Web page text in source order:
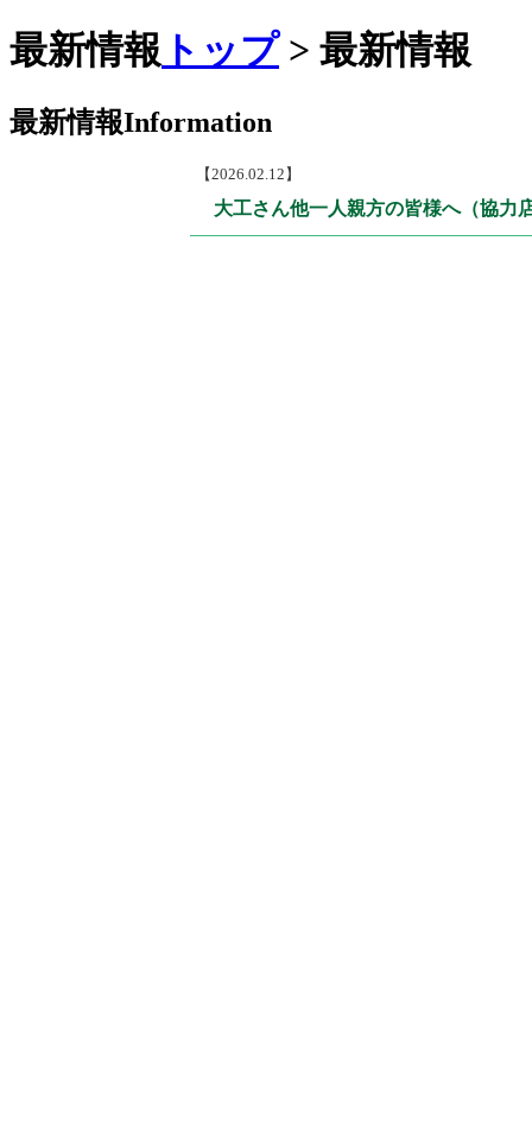
最新情報 トップ> 最新情報
最新情報Information
【2026.02.12】
大工さん他一人親方の皆様へ（協力